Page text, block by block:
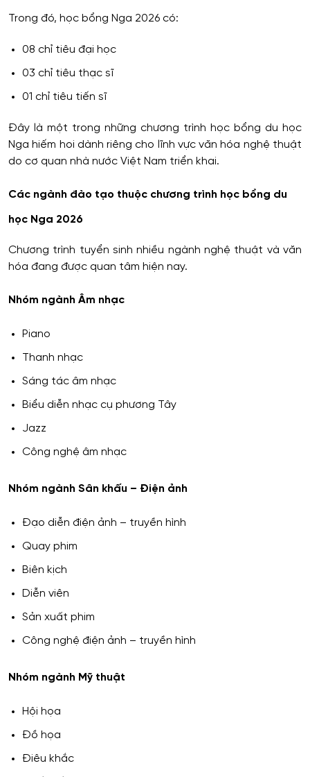
Trong đó, học bổng Nga 2026 có:
08 chỉ tiêu đại học
03 chỉ tiêu thạc sĩ
01 chỉ tiêu tiến sĩ
Đây là một trong những chương trình học bổng du học
Nga hiếm hoi dành riêng cho lĩnh vực văn hóa nghệ thuật
do cơ quan nhà nước Việt Nam triển khai.
Các ngành đào tạo thuộc chương trình học bổng du
học Nga 2026
Chương trình tuyển sinh nhiều ngành nghệ thuật và văn
hóa đang được quan tâm hiện nay.
Nhóm ngành Âm nhạc
Piano
Thanh nhạc
Sáng tác âm nhạc
Biểu diễn nhạc cụ phương Tây
Jazz
Công nghệ âm nhạc
Nhóm ngành Sân khấu – Điện ảnh
Đạo diễn điện ảnh – truyền hình
Quay phim
Biên kịch
Diễn viên
Sản xuất phim
Công nghệ điện ảnh – truyền hình
Nhóm ngành Mỹ thuật
Hội họa
Đồ họa
Điêu khắc